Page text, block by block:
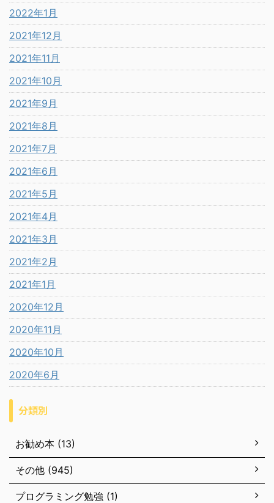
2022年1月
2021年12月
2021年11月
2021年10月
2021年9月
2021年8月
2021年7月
2021年6月
2021年5月
2021年4月
2021年3月
2021年2月
2021年1月
2020年12月
2020年11月
2020年10月
2020年6月
分類別
お勧め本 (13)
その他 (945)
プログラミング勉強 (1)